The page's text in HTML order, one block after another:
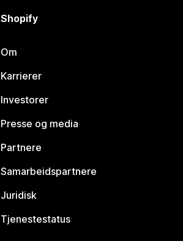
Shopify
Om
Karrierer
Investorer
Presse og media
Partnere
Samarbeidspartnere
Juridisk
Tjenestestatus